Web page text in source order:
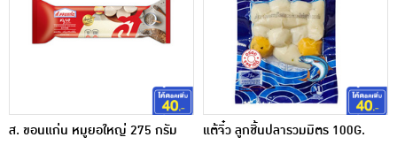
ส. ขอนแก่น หมูยอใหญ่ 275 กรัม แต้จิ๋ว ลูกชิ้นปลารวมมิตร 100G.